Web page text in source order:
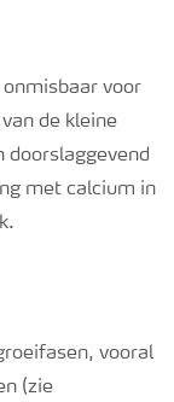
voor
de kleine
doorslaggevend
met calcium in
vooral
(zie